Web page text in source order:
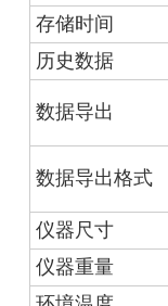
存储时间
历史数据
数据导出
数据导出格式
仪器尺寸
仪器重量